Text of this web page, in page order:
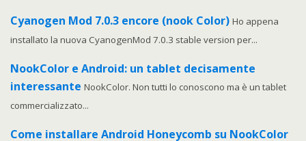
Cyanogen Mod 7.0.3 encore (nook Color) Ho appena
installato la nuova CyanogenMod 7.0.3 stable version per...
NookColor e Android: un tablet decisamente
interessante NookColor. Non tutti lo conoscono ma è un tablet
commercializzato...
Come installare Android Honeycomb su NookColor